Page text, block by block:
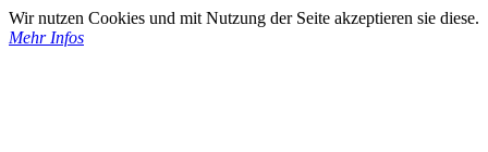
Wir nutzen Cookies und mit Nutzung der Seite akzeptieren sie diese.
Mehr Infos